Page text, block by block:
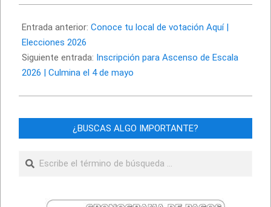
04-
13
Entrada anterior: Conoce tu local de votación Aquí |
Elecciones 2026
Siguiente entrada: Inscripción para Ascenso de Escala
2026 | Culmina el 4 de mayo
¿BUSCAS ALGO IMPORTANTE?
Buscar